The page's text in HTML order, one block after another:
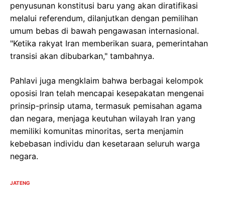
penyusunan konstitusi baru yang akan diratifikasi
melalui referendum, dilanjutkan dengan pemilihan
umum bebas di bawah pengawasan internasional.
"Ketika rakyat Iran memberikan suara, pemerintahan
transisi akan dibubarkan," tambahnya.
Pahlavi juga mengklaim bahwa berbagai kelompok
oposisi Iran telah mencapai kesepakatan mengenai
prinsip-prinsip utama, termasuk pemisahan agama
dan negara, menjaga keutuhan wilayah Iran yang
memiliki komunitas minoritas, serta menjamin
kebebasan individu dan kesetaraan seluruh warga
negara.
JATENG